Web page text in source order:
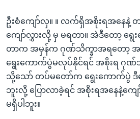
ဦးစံကျော်လှ။ ။ လက်ရှိအစိုးရအနေနဲ့
ကျော်လွှားလို့ မှ မရတာ။ အဲဒီတော့ ရွ
တာက အမှန်က ဂုဏ်သိက္ခာအရတော့ အ
ရွေးကောက်ပွဲမလုပ်နိုင်ရင် အစိုးရ ဂုဏ်
သို့သော် တပ်မတော်က ရွေးကောက်ပွဲ
ဘူးလို့ ပြောလာခဲ့ရင် အစိုးရအနေနဲ့ကျေ
မရှိပါဘူး။